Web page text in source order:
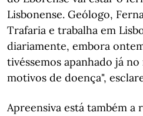
Lisbonense. Geólogo,
Trafaria e trabalha em
diariamente, embora
tivéssemos apanhado já
motivos de doença",
Apreensiva está também